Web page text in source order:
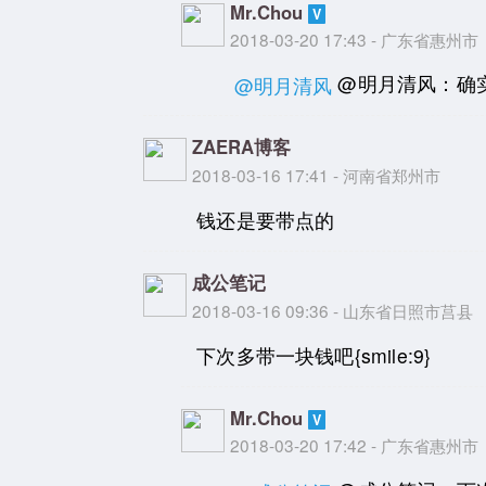
Mr.Chou
2018-03-20 17:43 - 广东省惠州市
@明月清风 @明月清风：确
ZAERA博客
2018-03-16 17:41 - 河南省郑州市
钱还是要带点的
成公笔记
2018-03-16 09:36 - 山东省日照市莒县
下次多带一块钱吧{smile:9}
Mr.Chou
2018-03-20 17:42 - 广东省惠州市